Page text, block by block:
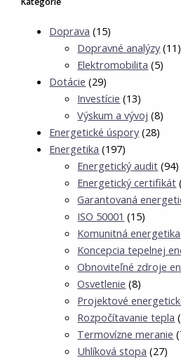
Doprava (15)
Dopravné analýzy (11)
Elektromobilita (5)
Dotácie (29)
Investície (13)
Výskum a vývoj (8)
Energetické úspory (28)
Energetika (197)
Energetický audit (94)
Energetický certifikát
Garantovaná
ISO 50001 (15)
Komunitná energetika
Koncepcia tepelnej
Obnoviteľné zdroje
Osvetlenie (8)
Projektové
Rozpočítavanie tepla
Termovízne meranie
Uhlíková stopa (27)